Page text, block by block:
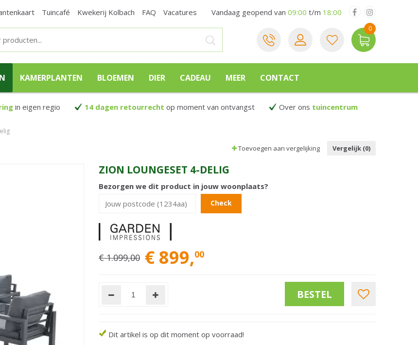
Tuincafé Kwekerij Kolbach FAQ Vacatures Vandaag geopend van 09:00 t/m 18:00
KAMERPLANTEN BLOEMEN DIER CADEAU MEER CONTACT
in eigen regio 14 dagen retourrecht op moment van ontvangst Over ons tuincentrum
Toevoegen aan vergelijking Vergelijk (0)
ZION LOUNGESET 4-DELIG
Bezorgen we dit product in jouw woonplaats?
Check
€ 1.099,00 € 899,00
Dit artikel is op dit moment op voorraad!